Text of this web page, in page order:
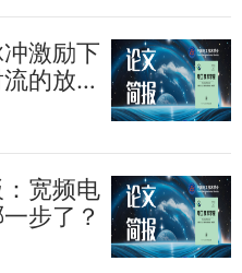
激励下
的放电
宽频电
步了？